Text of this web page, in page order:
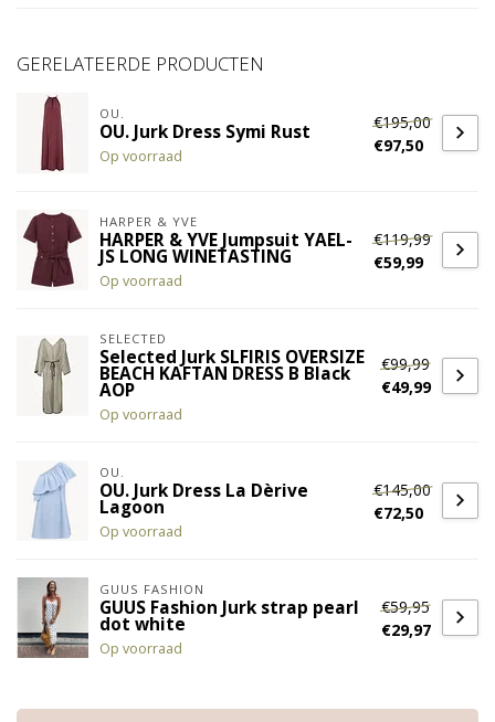
GERELATEERDE PRODUCTEN
OU.
OU. Jurk Dress Symi Rust
Op voorraad
€195,00
€97,50
HARPER & YVE
HARPER & YVE Jumpsuit YAEL-
JS LONG WINETASTING
Op voorraad
€119,99
€59,99
SELECTED
Selected Jurk SLFIRIS OVERSIZE
BEACH KAFTAN DRESS B Black
AOP
Op voorraad
€99,99
€49,99
OU.
OU. Jurk Dress La Dèrive
Lagoon
Op voorraad
€145,00
€72,50
GUUS FASHION
GUUS Fashion Jurk strap pearl
dot white
Op voorraad
€59,95
€29,97